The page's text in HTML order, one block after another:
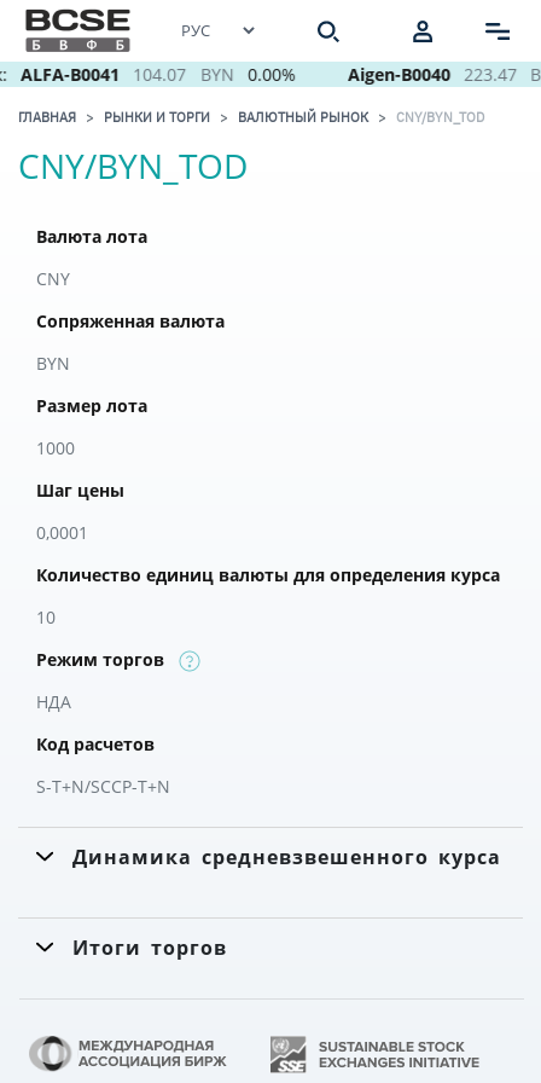
ALFA-B0041 104.07 BYN 0.00% Aigen-B0040 223.47
ГЛАВНАЯ РЫНКИ И ТОРГИ ВАЛЮТНЫЙ РЫНОК CNY/BYN_TOD
CNY/BYN_TOD
Валюта лота
CNY
Сопряженная валюта
BYN
Размер лота
1000
Шаг цены
0,0001
Количество единиц валюты для определения курса
10
Режим торгов
НДА
Код расчетов
S-T+N/SCCP-T+N
Динамика средневзвешенного курса
Итоги торгов